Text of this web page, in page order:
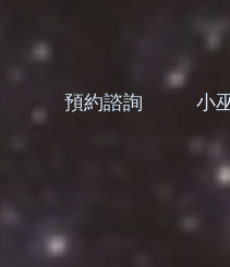
預約諮詢 小